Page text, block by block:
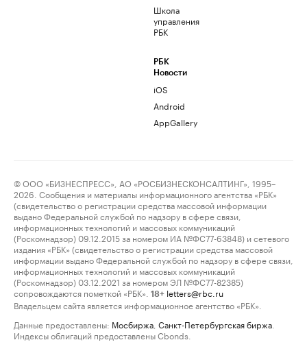
Школа
управления
РБК
РБК
Новости
iOS
Android
AppGallery
© ООО «БИЗНЕСПРЕСС», АО «РОСБИЗНЕСКОНСАЛТИНГ», 1995–
2026. Сообщения и материалы информационного агентства «РБК»
(свидетельство о регистрации средства массовой информации
выдано Федеральной службой по надзору в сфере связи,
информационных технологий и массовых коммуникаций
(Роскомнадзор) 09.12.2015 за номером ИА №ФС77-63848) и сетевого
издания «РБК» (свидетельство о регистрации средства массовой
информации выдано Федеральной службой по надзору в сфере связи,
информационных технологий и массовых коммуникаций
(Роскомнадзор) 03.12.2021 за номером ЭЛ №ФС77-82385)
сопровождаются пометкой «РБК».
18+ letters@rbc.ru
Владельцем сайта является информационное агентство «РБК».
Данные предоставлены: Мосбиржа Санкт-Петербургская биржа
Индексы облигаций предоставлены Cbonds.